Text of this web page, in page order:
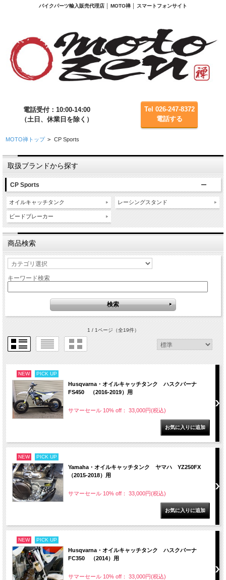
バイクパーツ輸入販売代理店 │ MOTO禅 │ スマートフォンサイト
電話受付：10:00-14:00
（土日、休業日を除く）
Tel 026-247-8372
電話する
MOTO禅トップ > CP Sports
取扱ブランドから探す
CP Sports
オイルキャッチタンク
ビードブレーカー
レーシングスタンド
商品検索
キーワード検索
1 / 1ページ（全19件）
NEW PICK UP
Husqvarna・オイルキャッチタンク ハスクバーナ
FS450 （2016-2019）用
サマーセール 10% off： 33,000円(税込)
NEW PICK UP
Yamaha・オイルキャッチタンク ヤマハ YZ250FX
（2015-2018）用
サマーセール 10% off： 33,000円(税込)
NEW PICK UP
Husqvarna・オイルキャッチタンク ハスクバーナ
FC350 （2014）用
サマーセール 10% off： 33,000円(税込)